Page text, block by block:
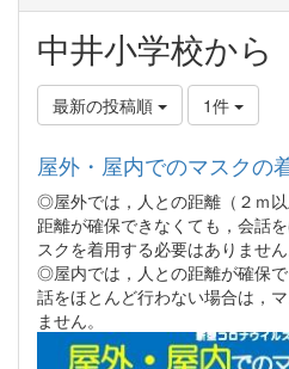
中井小学校から
最新の投稿順 1件
屋外・屋内でのマスクの
◎屋外では，人との距離（２ｍ
距離が確保できなくても，会話
スクを着用する必要はありません
◎屋内では，人との距離が確保
話をほとんど行わない場合は，
ません。